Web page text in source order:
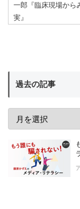
一郎『臨床現場から
実』
過去の記事